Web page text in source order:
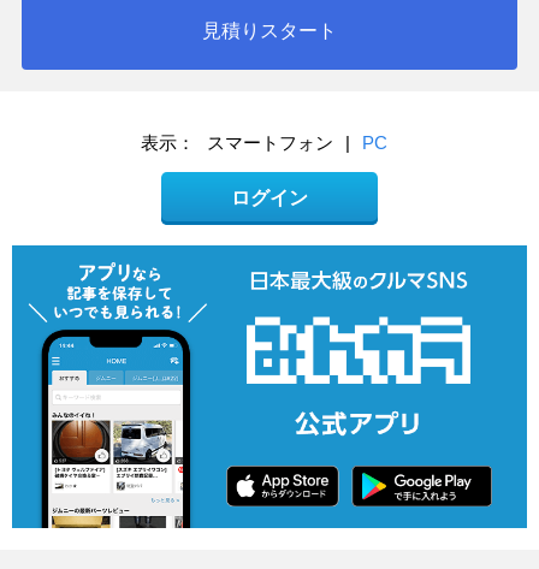
見積りスタート
表示： スマートフォン | PC
ログイン